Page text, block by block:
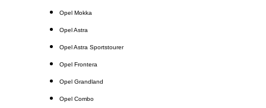
Opel Mokka
Opel Astra
Opel Astra Sportstourer
Opel Frontera
Opel Grandland
Opel Combo